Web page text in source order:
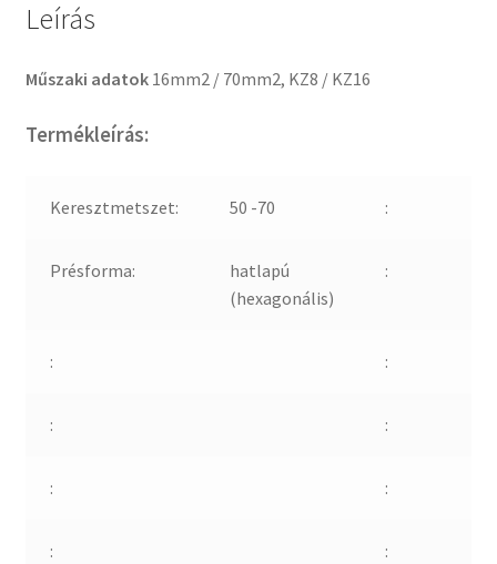
Leírás
Műszaki adatok 16mm2 / 70mm2, KZ8 / KZ16
Termékleírás:
Keresztmetszet: 50 -70 :
Présforma:
hatlapú
(hexagonális)
:
: :
: :
: :
: :